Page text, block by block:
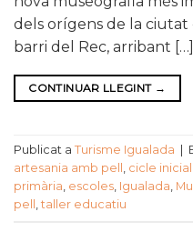
dels orígens de la ciutat
barri del Rec, arribant […]
CONTINUAR LLEGINT →
Publicat a Turisme Igualada
artesania amb pell , cicle
primària, escoles, Igualada,
pell , taller educatiu